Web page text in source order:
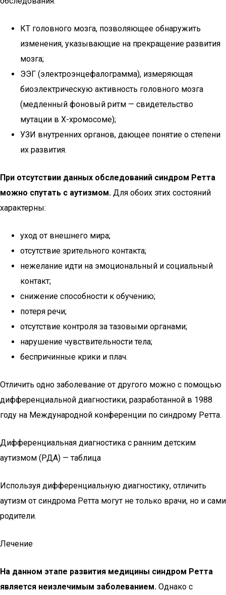
КТ головного мозга, позволяющее обнаружить
изменения, указывающие на прекращение развития
мозга;
ЭЭГ (электроэнцефалограмма), измеряющая
биоэлектрическую активность головного мозга
(медленный фоновый ритм — свидетельство
мутации в Х-хромосоме);
УЗИ внутренних органов, дающее понятие о степени
их развития.
При отсутствии данных обследований синдром Ретта
можно спутать с аутизмом. Для обоих этих состояний
характерны:
уход от внешнего мира;
отсутствие зрительного контакта;
нежелание идти на эмоциональный и социальный
контакт;
снижение способности к обучению;
потеря речи;
отсутствие контроля за тазовыми органами;
нарушение чувствительности тела;
беспричинные крики и плач.
Отличить одно заболевание от другого можно с помощью
дифференциальной диагностики, разработанной в 1988
году на Международной конференции по синдрому Ретта.
Дифференциальная диагностика с ранним детским
аутизмом (РДА) — таблица
Используя дифференциальную диагностику, отличить
аутизм от синдрома Ретта могут не только врачи, но и сами
родители.
Лечение
На данном этапе развития медицины синдром Ретта
является неизлечимым заболеванием. Однако с